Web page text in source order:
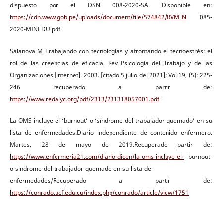
dispuesto por el DSN 008-2020-SA. Disponible en:
https://cdn.www.gob.pe/uploads/document/file/574842/RVM_N 085-
2020-MINEDU.pdf
Salanova M Trabajando con tecnologías y afrontando el tecnoestrés: el
rol de las creencias de eficacia. Rev Psicología del Trabajo y de las
Organizaciones [internet]. 2003. [citado 5 julio del 2021]; Vol 19, (5): 225-
246 recuperado a partir de:
https://www.redalyc.org/pdf/2313/231318057001.pdf
La OMS incluye el ‘burnout’ o ‘síndrome del trabajador quemado’ en su
lista de enfermedades.Diario independiente de contenido enfermero.
Martes, 28 de mayo de 2019.Recuperado partir de:
https://www.enfermeria21.com/diario-dicen/la-oms-incluye-el-burnout-
o-sindrome-del-trabajador-quemado-en-su-lista-de-
enfermedades/Recuperado a partir de:
https://conrado.ucf.edu.cu/index.php/conrado/article/view/1751